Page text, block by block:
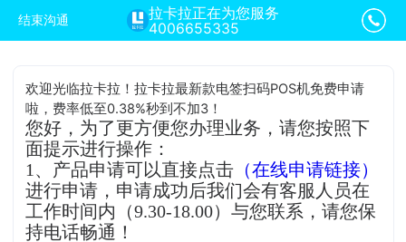
结束沟通
拉卡拉正在为您服务
4006655335
欢迎光临拉卡拉！拉卡拉最新款电签扫码POS机免费申请
啦，费率低至0.38%秒到不加3！
您好，为了更方便您办理业务，请您按照下
面提示进行操作：
1、产品申请可以直接点击 （在线申请链接）
进行申请，申请成功后我们会有客服人员在
工作时间内（9.30-18.00）与您联系，请您保
持电话畅通！